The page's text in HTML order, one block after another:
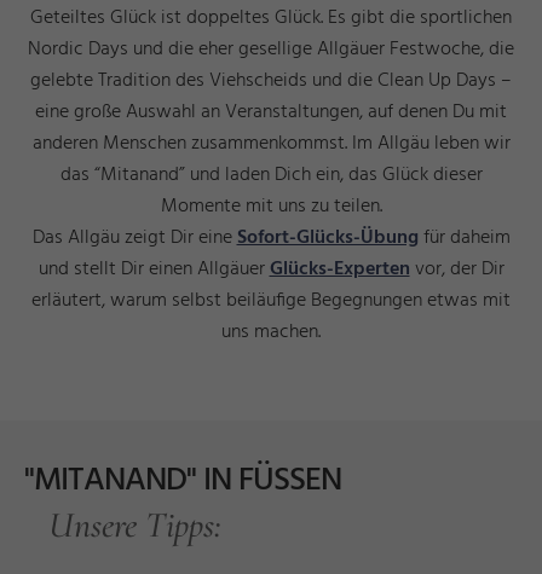
Geteiltes Glück ist doppeltes Glück. Es gibt die sportlichen
Nordic Days und die eher gesellige Allgäuer Festwoche, die
gelebte Tradition des Viehscheids und die Clean Up Days –
eine große Auswahl an Veranstaltungen, auf denen Du mit
anderen Menschen zusammenkommst. Im Allgäu leben wir
das “Mitanand” und laden Dich ein, das Glück dieser
Momente mit uns zu teilen.
Das Allgäu zeigt Dir eineSofort-Glücks-Übungfür daheim
und stellt Dir einen AllgäuerGlücks-Expertenvor, der Dir
erläutert, warum selbst beiläufige Begegnungen etwas mit
uns machen.
"MITANAND" IN FÜSSEN
Unsere Tipps: